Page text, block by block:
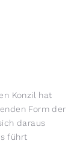
Konzil hat
Form der
daraus
führt